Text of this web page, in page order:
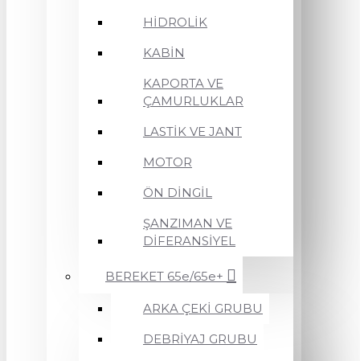
HİDROLİK
KABİN
KAPORTA VE
ÇAMURLUKLAR
LASTİK VE JANT
MOTOR
ÖN DİNGİL
ŞANZIMAN VE
DİFERANSİYEL
BEREKET 65e/65e+
ARKA ÇEKİ GRUBU
DEBRİYAJ GRUBU